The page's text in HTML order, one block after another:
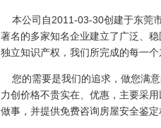
本公司自2011-03-30创建于东莞
著名的多家知名企业建立了广泛、
独立知识产权，我们所完成的每一
您的需要是我们的追求，做您满意
力创价格不贵实在、优惠，主要采
做事，并提供免费咨询房屋安全鉴